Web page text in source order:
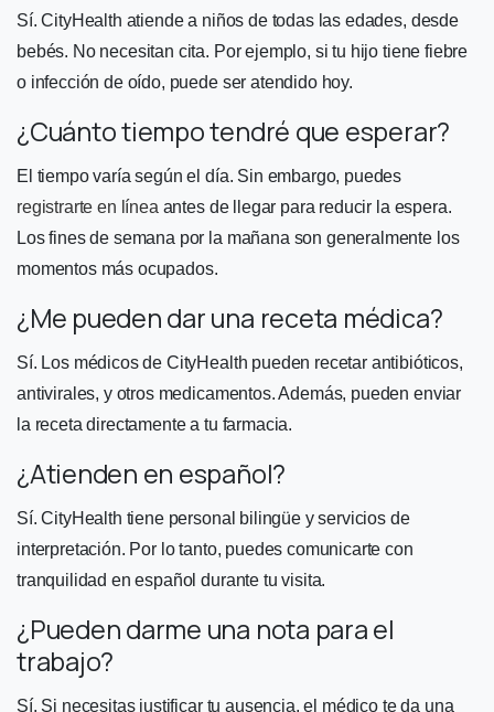
Sí. CityHealth atiende a niños de todas las edades, desde
bebés. No necesitan cita. Por ejemplo, si tu hijo tiene fiebre
o infección de oído, puede ser atendido hoy.
¿Cuánto tiempo tendré que esperar?
El tiempo varía según el día. Sin embargo, puedes
registrarte en línea antes de llegar para reducir la espera.
Los fines de semana por la mañana son generalmente los
momentos más ocupados.
¿Me pueden dar una receta médica?
Sí. Los médicos de CityHealth pueden recetar antibióticos,
antivirales, y otros medicamentos. Además, pueden enviar
la receta directamente a tu farmacia.
¿Atienden en español?
Sí. CityHealth tiene personal bilingüe y servicios de
interpretación. Por lo tanto, puedes comunicarte con
tranquilidad en español durante tu visita.
¿Pueden darme una nota para el
trabajo?
Sí. Si necesitas justificar tu ausencia, el médico te da una